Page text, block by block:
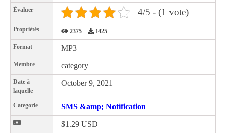
Évaluer 4/5 - (1 vote)
Propriétés 2375 1425
Format MP3
Membre category
Date à
laquelle
October 9, 2021
Categorie SMS &amp; Notification
$1.29 USD